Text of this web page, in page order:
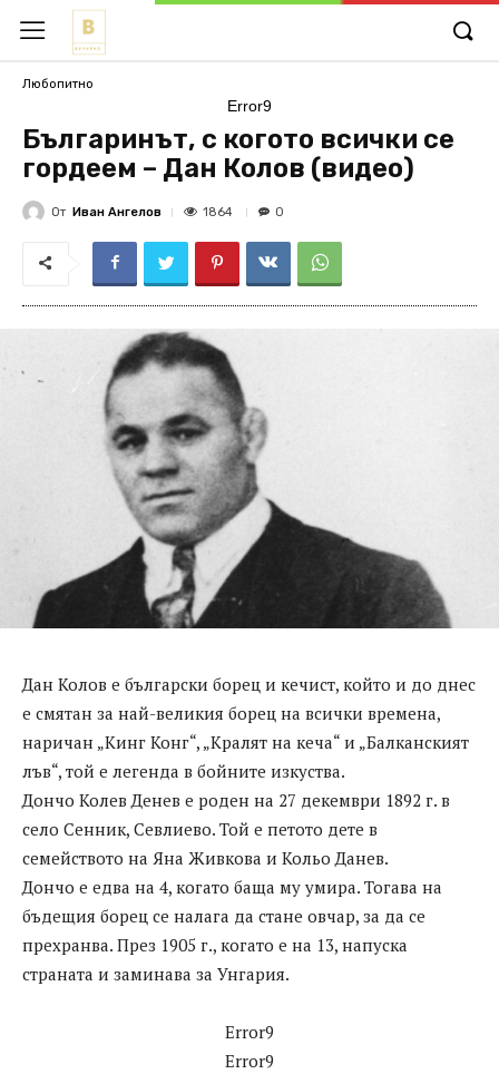
Любопитно
Error9
Българинът, с когото всички се
гордеем – Дан Колов (видео)
От Иван Ангелов 1864 0
Дан Колов е български борец и кечист, който и до днес
е смятан за най-великия борец на всички времена,
наричан „Кинг Конг“, „Кралят на кеча“ и „Балканският
лъв“, той е легенда в бойните изкуства.
Дончо Колев Денев е роден на 27 декември 1892 г. в
село Сенник, Севлиево. Той е петото дете в
семейството на Яна Живкова и Кольо Данев.
Дончо е едва на 4, когато баща му умира. Тогава на
бъдещия борец се налага да стане овчар, за да се
прехранва. През 1905 г., когато е на 13, напуска
страната и заминава за Унгария.
Error9
Error9